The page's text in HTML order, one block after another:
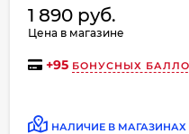
1 890 руб.
Цена в магазине
+95 БОНУСНЫХ
НАЛИЧИЕ В МАГАЗИНАХ
Подробнее